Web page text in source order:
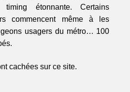
étonnante. Certains
commencent même à les
usagers du métro… 100
cachées sur ce site.